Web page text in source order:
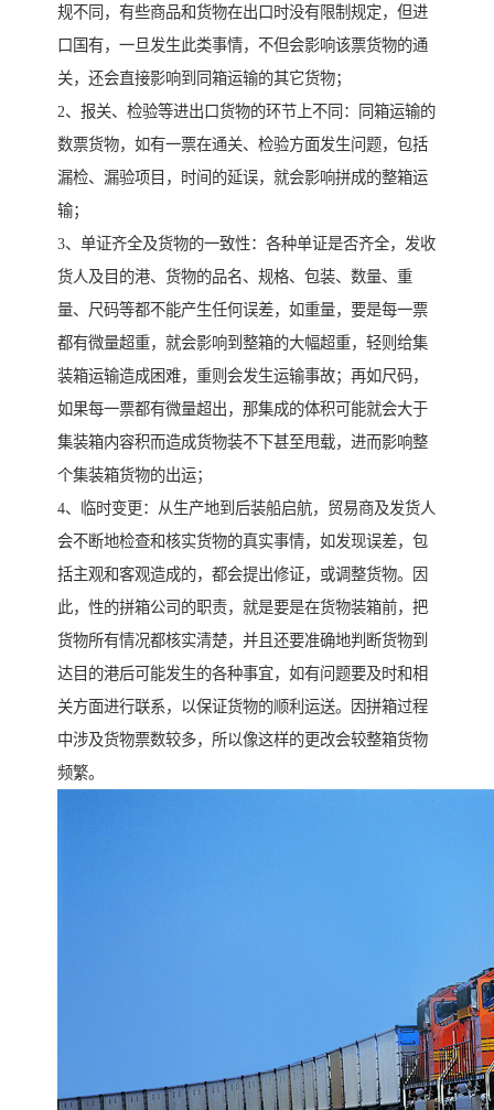
规不同，有些商品和货物在出口时没有限制规定，但进
口国有，一旦发生此类事情，不但会影响该票货物的通
关，还会直接影响到同箱运输的其它货物；
2、报关、检验等进出口货物的环节上不同：同箱运输的
数票货物，如有一票在通关、检验方面发生问题，包括
漏检、漏验项目，时间的延误，就会影响拼成的整箱运
输；
3、单证齐全及货物的一致性：各种单证是否齐全，发收
货人及目的港、货物的品名、规格、包装、数量、重
量、尺码等都不能产生任何误差，如重量，要是每一票
都有微量超重，就会影响到整箱的大幅超重，轻则给集
装箱运输造成困难，重则会发生运输事故；再如尺码，
如果每一票都有微量超出，那集成的体积可能就会大于
集装箱内容积而造成货物装不下甚至甩载，进而影响整
个集装箱货物的出运；
4、临时变更：从生产地到后装船启航，贸易商及发货人
会不断地检查和核实货物的真实事情，如发现误差，包
括主观和客观造成的，都会提出修证，或调整货物。因
此，性的拼箱公司的职责，就是要是在货物装箱前，把
货物所有情况都核实清楚，并且还要准确地判断货物到
达目的港后可能发生的各种事宜，如有问题要及时和相
关方面进行联系，以保证货物的顺利运送。因拼箱过程
中涉及货物票数较多，所以像这样的更改会较整箱货物
频繁。